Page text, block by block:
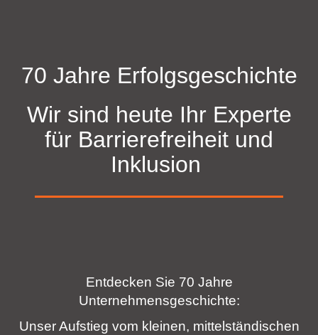
70 Jahre Erfolgsgeschichte
Wir sind heute Ihr Experte
für Barrierefreiheit und
Inklusion
Entdecken Sie 70 Jahre
Unternehmensgeschichte:
Unser Aufstieg vom kleinen, mittelständischen